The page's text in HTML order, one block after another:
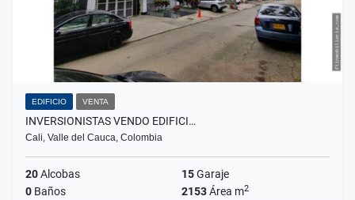
EDIFICIO VENTA
INVERSIONISTAS VENDO EDIFICI…
Cali, Valle del Cauca, Colombia
20Alcobas 15Garaje
0 Baños 2153Área m2